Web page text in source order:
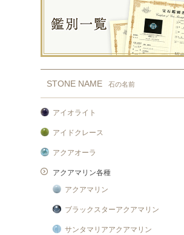
STONE NAME 石の名前
アイオライト
アイドクレース
アクアオーラ
アクアマリン各種
アクアマリン
ブラックスターアクアマリン
サンタマリアアクアマリン